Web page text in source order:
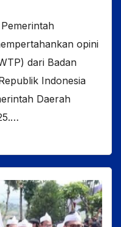
opini
dari Badan
Indonesia
Daerah